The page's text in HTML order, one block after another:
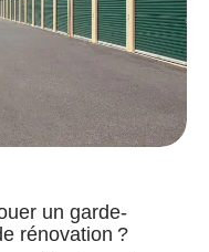
un garde-
rénovation ?